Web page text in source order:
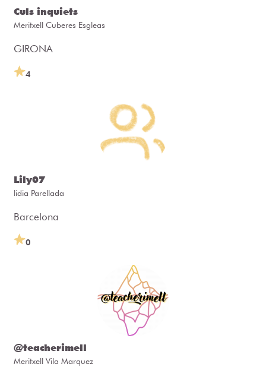
Culs inquiets
Meritxell Cuberes Esgleas
GIRONA
4
Lily07
lidia Parellada
Barcelona
0
@teacherimell
Meritxell Vila Marquez